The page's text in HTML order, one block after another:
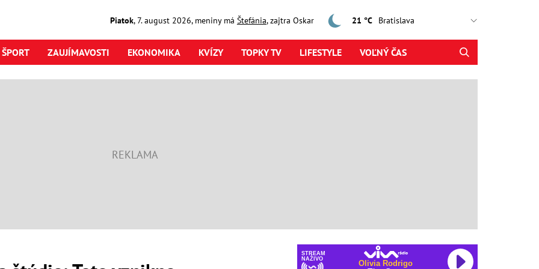
Piatok,7. august2026, meniny má Štefánia, zajtra Oskar 21 °C
ŠPORT ZAUJÍMAVOSTI EKONOMIKA KVÍZY TOPKY TV LIFESTYLE VOĽNÝ ČAS
STREAM
NAŽIVO
Olivia Rodrigo